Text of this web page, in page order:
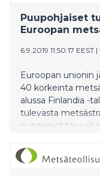
Puupohjaiset
Euroopan
6.9.2019 11:50:17 EEST |
Euroopan unionin
40 korkeinta
alussa Finlandia -
tulevasta
olevia puupohjaisia